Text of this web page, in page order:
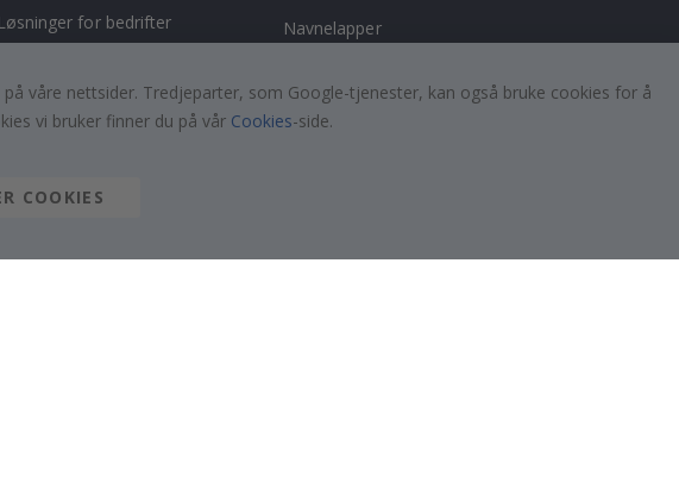
Løsninger for bedrifter
med oss!
Navnelapper
Selvklebende fliser
Plakater
våre nettsider. Tredjeparter, som Google-tjenester, kan også bruke cookies for å
vi bruker finner du på vår Cookies-side.
COOKIES